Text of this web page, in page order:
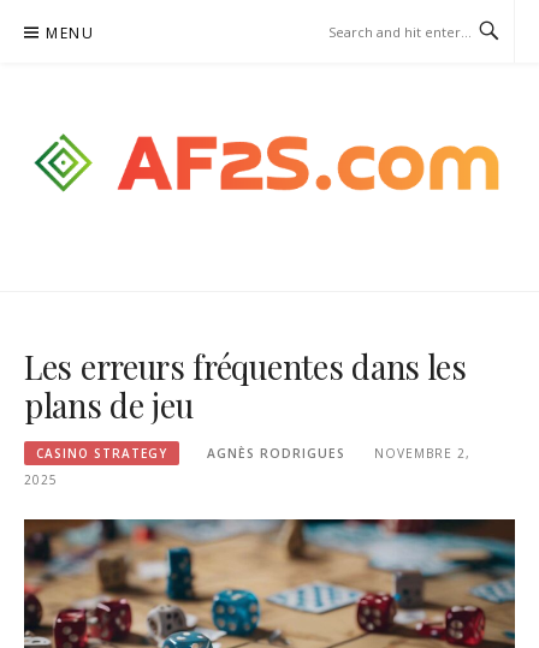
MENU
Les erreurs fréquentes dans les
plans de jeu
CASINO STRATEGY AGNÈS RODRIGUES
NOVEMBRE 2,
2025